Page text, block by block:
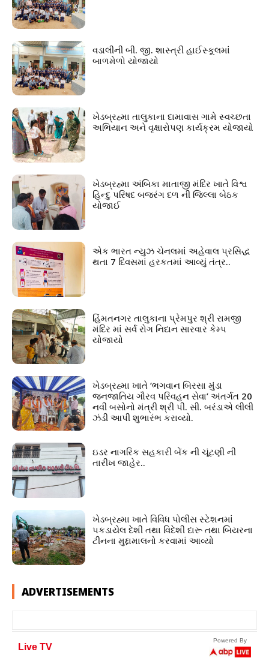
વડાલીની બી. જી. શાસ્ત્રી હાઈસ્કૂલમાં
બાળમેળો યોજાયો
ખેડબ્રહ્મા તાલુકાના દામાવાસ ગામે સ્વચ્છતા
અભિયાન અને વૃક્ષારોપણ કાર્યક્રમ યોજાયો
ખેડબ્રહ્મા અંબિકા માતાજી મંદિર ખાતે વિશ્વ
હિન્દુ પરિષદ બજરંગ દળ ની જિલ્લા બેઠક
યોજાઈ
એક ભારત ન્યુઝ ચેનલમાં અહેવાલ પ્રસિદ્ધ
થતા 7 દિવસમાં હરકતમાં આવ્યું તંત્ર..
હિંમતનગર તાલુકાના પ્રેમપુર શ્રી રામજી
મંદિર માં સર્વ રોગ નિદાન સારવાર કેમ્પ
યોજાયો
ખેડબ્રહ્મા ખાતે ‘ભગવાન બિરસા મુંડા
જનજાતિય ગૌરવ પરિવહન સેવા’ અંતર્ગત 20
નવી બસોનો મંત્રી શ્રી પી. સી. બરંડાએ લીલી
ઝંડી આપી શુભારંભ કરાવ્યો.
ઇડર નાગરિક સહકારી બેંક ની ચૂંટણી ની
તારીખ જાહેર..
ખેડબ્રહ્મા ખાતે વિવિધ પોલીસ સ્ટેશનમાં
પકડાયેલ દેશી તથા વિદેશી દારૂ તથા બિયરના
ટીનના મુદ્દામાલનો કરવામાં આવ્યો
ADVERTISEMENTS